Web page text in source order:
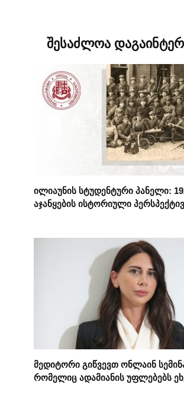
შესაძლოა
ილიაუნის სტუდენტური პანელი:
აჯანყების ისტორიული
მედიტორი გიწვევთ ონლაინ
რომელიც ადამიანის უფლებებს